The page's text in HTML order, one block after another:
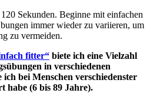
Sekunden. Beginne mit einfachen
immer wieder zu variieren, um
zu vermeiden.
fitter“ biete ich eine Vielzahl
in verschiedenen
bei Menschen verschiedenster
habe (6 bis 89 Jahre).